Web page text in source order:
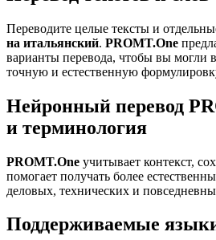
Переводите целые тексты и
на итальянский. PROMT.One
варианты перевода, чтобы вы могли
точную и естественную
Нейронный перевод
и терминология
PROMT.One учитывает контекст,
помогает получать более
деловых, технических и
Поддерживаемые